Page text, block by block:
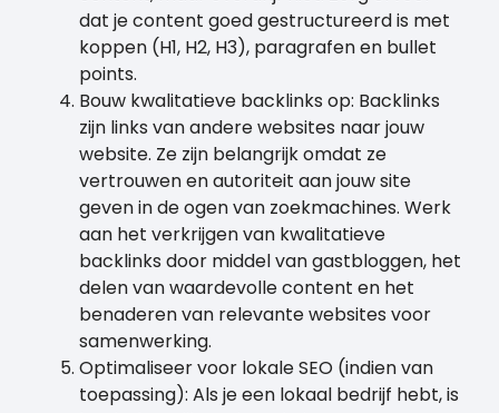
dat je content goed gestructureerd is met
koppen (H1, H2, H3), paragrafen en bullet
points.
Bouw kwalitatieve backlinks op: Backlinks
zijn links van andere websites naar jouw
website. Ze zijn belangrijk omdat ze
vertrouwen en autoriteit aan jouw site
geven in de ogen van zoekmachines. Werk
aan het verkrijgen van kwalitatieve
backlinks door middel van gastbloggen, het
delen van waardevolle content en het
benaderen van relevante websites voor
samenwerking.
Optimaliseer voor lokale SEO (indien van
toepassing): Als je een lokaal bedrijf hebt, is